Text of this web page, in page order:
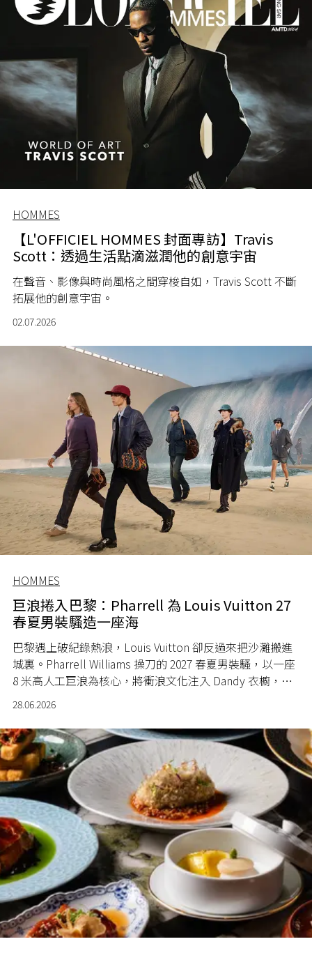
HOMMES
【L'OFFICIEL HOMMES 封面專訪】Travis
Scott：透過生活點滴滋潤他的創意宇宙
在聲音、影像與時尚風格之間穿梭自如，Travis Scott 不斷
拓展他的創意宇宙。
02.07.2026
HOMMES
巨浪捲入巴黎：Pharrell 為 Louis Vuitton 27
春夏男裝騷造一座海
巴黎遇上破紀錄熱浪，Louis Vuitton 卻反過來把沙灘搬進
城裏。Pharrell Williams 操刀的 2027 春夏男裝騷，以一座
8 米高人工巨浪為核心，將衝浪文化注入 Dandy 衣櫥，西
劉、j-hope、王嘉爾齊集前排，這場「Surfer Dandy」實
驗，正是巴黎男裝週最具話題的一站。
28.06.2026